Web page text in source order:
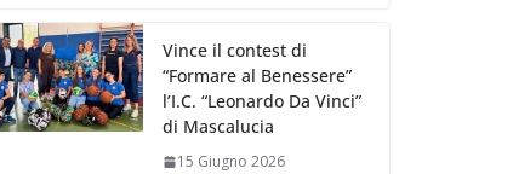
Vince il contest di
“Formare al Benessere”
l’I.C. “Leonardo Da Vinci”
di Mascalucia
15 Giugno 2026